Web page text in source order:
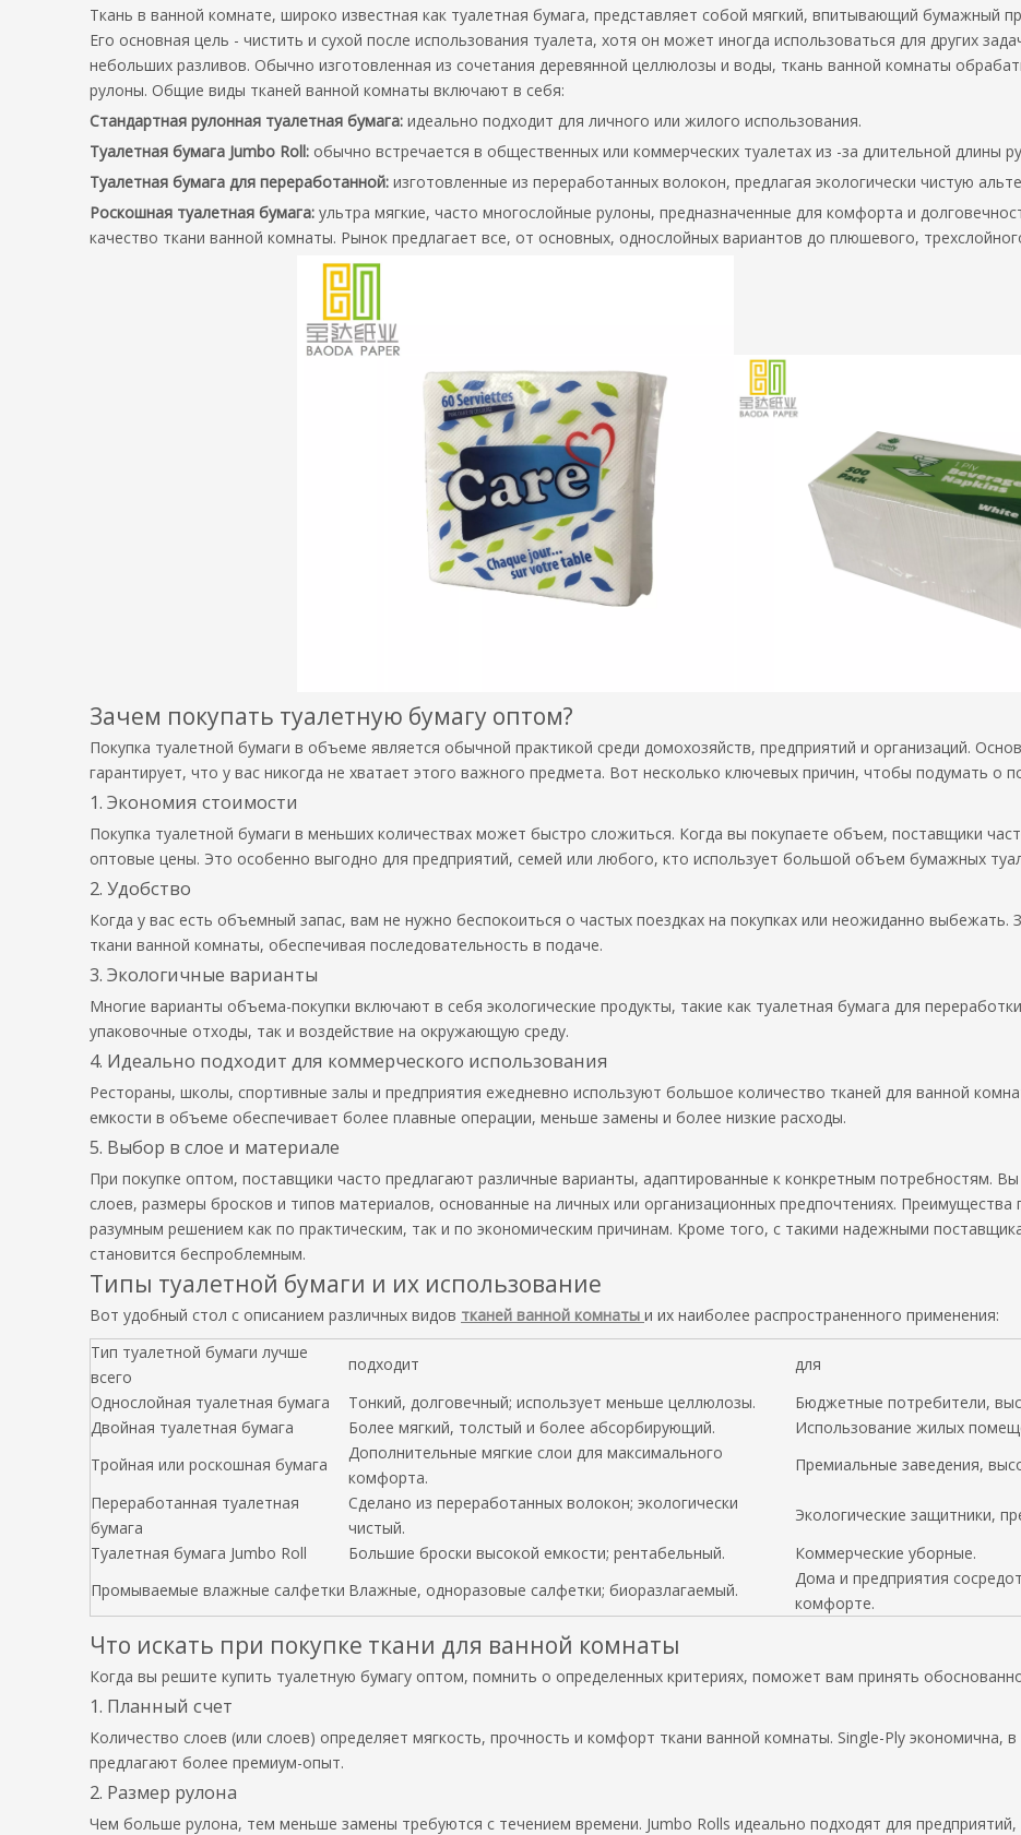
Ткань в ванной комнате, широко известная как туалетная бумага, представляет собой мягкий, впитывающий бумажный
Его основная цель - чистить и сухой после использования туалета, хотя он может иногда использоваться для других
небольших разливов. Обычно изготовленная из сочетания деревянной целлюлозы и воды, ткань ванной комнаты
рулоны. Общие виды тканей ванной комнаты включают в себя:
Стандартная рулонная туалетная бумага: идеально подходит для личного или жилого использования.
Туалетная бумага Jumbo Roll: обычно встречается в общественных или коммерческих туалетах из -за длительной длины
Туалетная бумага для переработанной: изготовленные из переработанных волокон, предлагая экологически чистую
Роскошная туалетная бумага: ультра мягкие, часто многослойные рулоны, предназначенные для комфорта и
качество ткани ванной комнаты. Рынок предлагает все, от основных, однослойных вариантов до плюшевого,
Зачем покупать туалетную бумагу оптом?
Покупка туалетной бумаги в объеме является обычной практикой среди домохозяйств, предприятий и организаций.
гарантирует, что у вас никогда не хватает этого важного предмета. Вот несколько ключевых причин, чтобы подумать о
1. Экономия стоимости
Покупка туалетной бумаги в меньших количествах может быстро сложиться. Когда вы покупаете объем, поставщики
оптовые цены. Это особенно выгодно для предприятий, семей или любого, кто использует большой объем бумажных
2. Удобство
Когда у вас есть объемный запас, вам не нужно беспокоиться о частых поездках на покупках или неожиданно
ткани ванной комнаты, обеспечивая последовательность в подаче.
3. Экологичные варианты
Многие варианты объема-покупки включают в себя экологические продукты, такие как туалетная бумага для
упаковочные отходы, так и воздействие на окружающую среду.
4. Идеально подходит для коммерческого использования
Рестораны, школы, спортивные залы и предприятия ежедневно используют большое количество тканей для ванной
емкости в объеме обеспечивает более плавные операции, меньше замены и более низкие расходы.
5. Выбор в слое и материале
При покупке оптом, поставщики часто предлагают различные варианты, адаптированные к конкретным потребностям.
слоев, размеры бросков и типов материалов, основанные на личных или организационных предпочтениях.
разумным решением как по практическим, так и по экономическим причинам. Кроме того, с такими надежными
становится беспроблемным.
Типы туалетной бумаги и их использование
Вот удобный стол с описанием различных видов тканей ванной комнаты и их наиболее распространенного применения:
Тип туалетной бумаги лучше
всего
подходит
для
Однослойная туалетная бумага
Тонкий, долговечный; использует меньше целлюлозы.
Бюджетные потребители,
Двойная туалетная бумага
Более мягкий, толстый и более абсорбирующий.
Использование жилых
Тройная или роскошная бумага
Дополнительные мягкие слои для максимального
комфорта.
Премиальные заведения,
Переработанная туалетная
бумага
Сделано из переработанных волокон; экологически
чистый.
Экологические защитники,
Туалетная бумага Jumbo Roll
Большие броски высокой емкости; рентабельный.
Коммерческие уборные.
Промываемые влажные салфетки Влажные, одноразовые салфетки; биоразлагаемый.
Дома и предприятия
комфорте.
Что искать при покупке ткани для ванной комнаты
Когда вы решите купить туалетную бумагу оптом, помнить о определенных критериях, поможет вам принять
1. Планный счет
Количество слоев (или слоев) определяет мягкость, прочность и комфорт ткани ванной комнаты. Single-Ply экономична,
предлагают более премиум-опыт.
2. Размер рулона
Чем больше рулона, тем меньше замены требуются с течением времени. Jumbo Rolls идеально подходят для предприятий,